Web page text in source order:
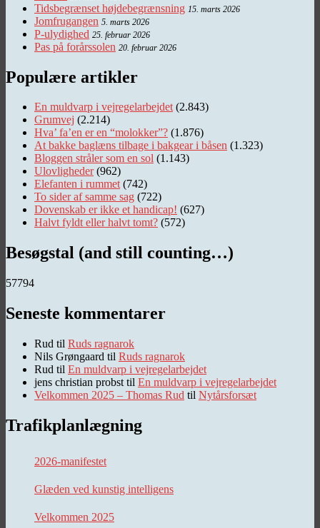
Tidsbegrænset højdebegrænsning 15. marts 2026
Jomfrugangen 5. marts 2026
P-ulydighed 25. februar 2026
Pas på forårssolen 20. februar 2026
Populære artikler
En muldvarp i vejregelarbejdet (2.843)
Grumvej (2.214)
Hva’ fa’en er en “molokker”? (1.876)
At bakke baglæns tilbage i bakgear i båsen (1.323)
Bloggen stråler som en sol (1.143)
Ulovligheder (962)
Elefanten i rummet (742)
To sider af samme sag (722)
Dovenskab er ikke et handicap! (627)
Halvt fyldt eller halvt tomt? (572)
Besøgstal (and still counting…)
57794
Seneste kommentarer
Rud til Ruds ragnarok
Nils Grøngaard til Ruds ragnarok
Rud til En muldvarp i vejregelarbejdet
jens christian probst til En muldvarp i vejregelarbejdet
Velkommen 2025 – Thomas Rud til Nytårsforsæt
Trafikplanlægning
2026-manifestet
Glæden ved kunstig intelligens
Velkommen 2025